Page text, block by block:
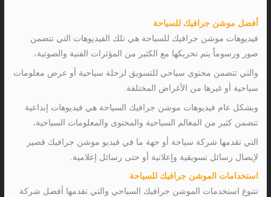
أفضل موشن جرافيك للسياحة
فيديوهات موشن جرافيك للسياحة هي تلك الفيديوهات التي تتضمن
صور ورسوماً يتم تحريكها مع الكثير من المؤثرات الفنية والصوتية،
والتي تتضمن محتوى سياحي للتسويق لرحلة سياحية أو عرض معلومات
سياحية أو غيرها من الأغراض المختلفة.
وبشكل عام فيديوهات موشن جرافيك السياحة هي فيديوهات إبداعية
تتضمن كثير من المعالم السياحية والمحتوى والمعلومات السياحية،
التي تقدمها شركة سياحة أو جهة ما في فيديو موشن جرافيك قصير
لإيصال رسائل تسويقية وإعلانية أو حتى رسائل إعلامية.
استخدامات الموشن جرافيك للسياحة
تتنوع استخدمات الموشن جرافيك السياحي والتي تقدمها أفضل شركة